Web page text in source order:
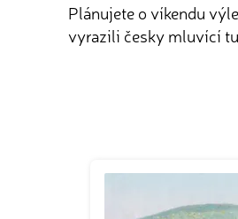
Plánujete o víkendu
vyrazili česky mluvící